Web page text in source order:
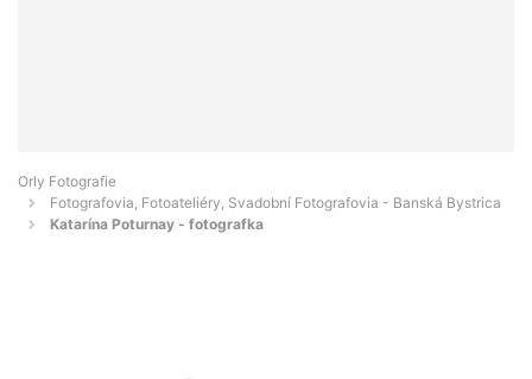
Orly Fotografie
Fotografovia, Fotoateliéry, Svadobní Fotografovia - Banská Bystrica
Katarína Poturnay - fotografka